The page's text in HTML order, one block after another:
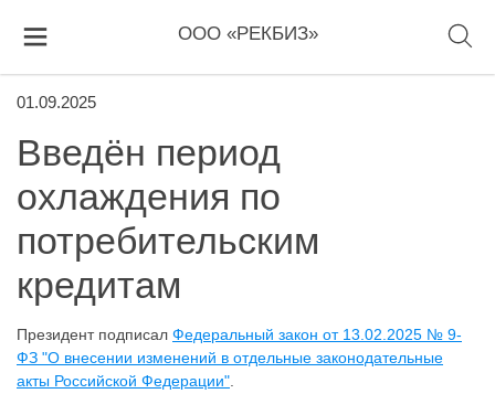
ООО «РЕКБИЗ»
01.09.2025
Введён период
охлаждения по
потребительским
кредитам
Президент подписал Федеральный закон от 13.02.2025 № 9-
ФЗ "О внесении изменений в отдельные законодательные
акты Российской Федерации"